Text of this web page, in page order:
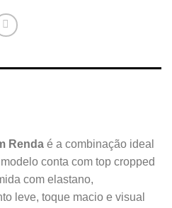
Renda é a combinação ideal
conta com top cropped
com elastano,
leve, toque macio e visual